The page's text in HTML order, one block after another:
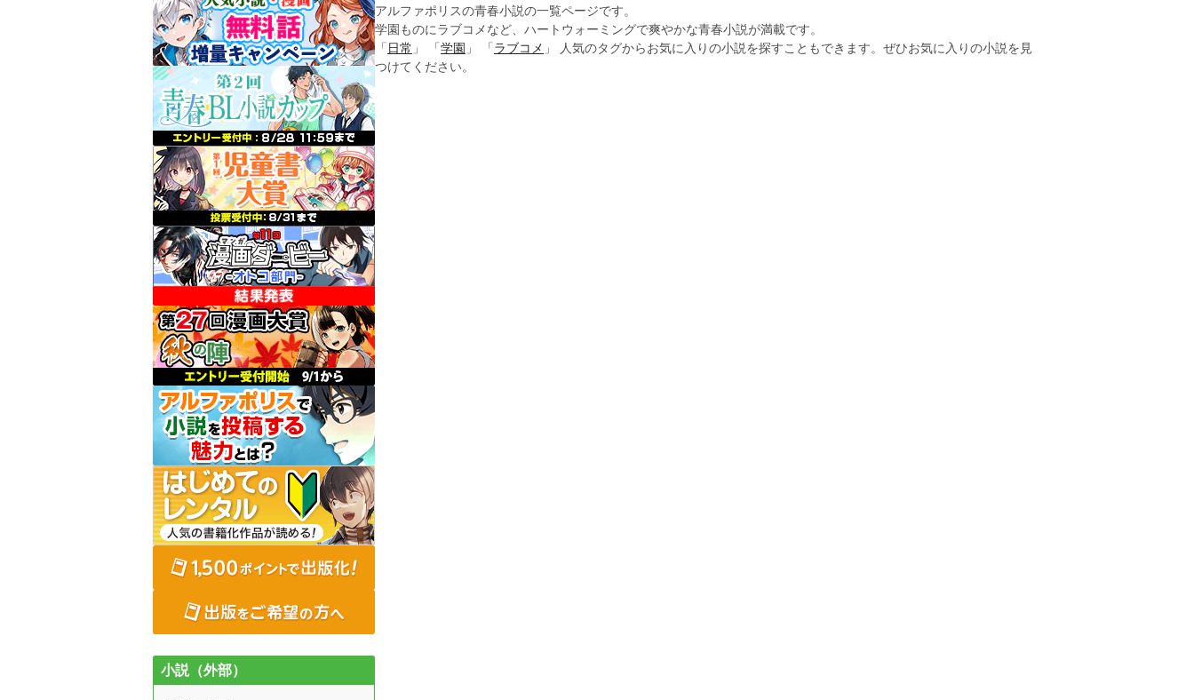
アルファポリスの青春小説の一覧ページです。
学園ものにラブコメなど、ハートウォーミングで爽やかな青春小説が満載です。
「 日常 」 「 学園 」 「 ラブコメ 」 人気のタグからお気に入りの小説を探すこともできます。ぜひお気に入りの小説を見
つけてください。
小説（外部）